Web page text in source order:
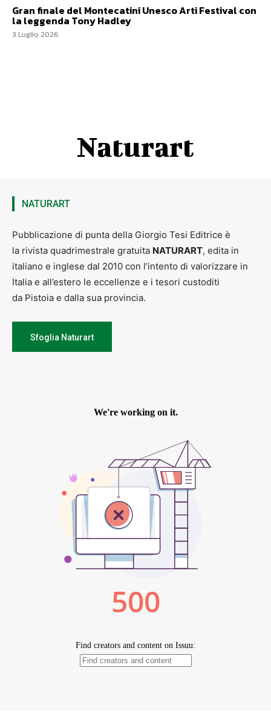
Gran finale del Montecatini Unesco Arti Festival con
la leggenda Tony Hadley
3 Luglio 2026
Naturart
NATURART
Pubblicazione di punta della Giorgio Tesi Editrice è
la rivista quadrimestrale gratuita NATURART, edita in
italiano e inglese dal 2010 con l’intento di valorizzare in
Italia e all’estero le eccellenze e i tesori custoditi
da Pistoia e dalla sua provincia.
Sfoglia Naturart